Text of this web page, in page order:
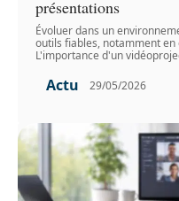
présentations
Évoluer dans un
outils fiables, notamment
L'importance d'un
Actu 29/05/2026